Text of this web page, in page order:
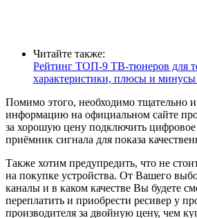
Читайте также:
Рейтинг ТОП-9 ТВ-тюнеров для
характеристики, плюсы и минусы
Помимо этого, необходимо тщательно
информацию на официальном сайте
за хорошую цену подключить цифровое
приёмник сигнала для показа
Также хотим предупредить, что не
на покупке устройства. От Вашего
каналы и в каком качестве Вы будете
переплатить и приобрести ресивер у
производителя за двойную цену, чем